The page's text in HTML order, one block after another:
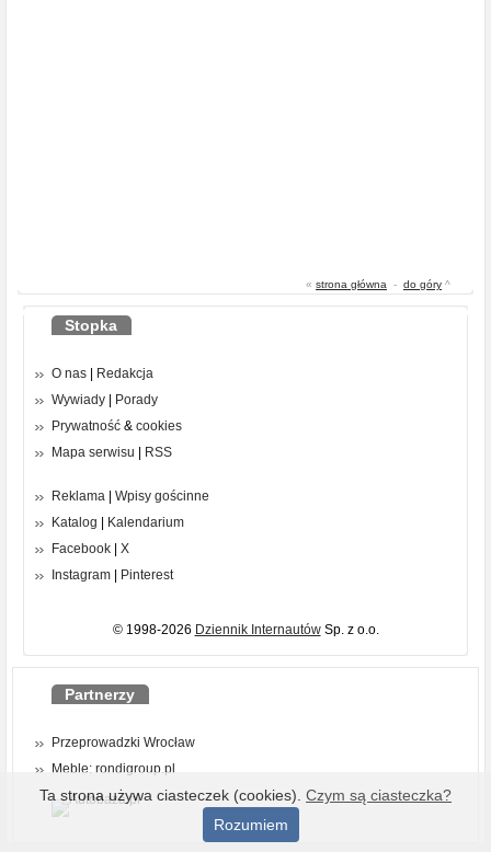
« strona główna - do góry ^
Stopka
O nas
Redakcja
Wywiady
Porady
Prywatność & cookies
Mapa serwisu
RSS
Reklama
Wpisy gościnne
Katalog
Kalendarium
Facebook
X
Instagram
Pinterest
© 1998-2026 Dziennik InternautówSp. z o.o.
Partnerzy
Przeprowadzki Wrocław
Meble: rondigroup.pl
Ta strona używa ciasteczek (cookies). Czym są ciasteczka?
Rozumiem